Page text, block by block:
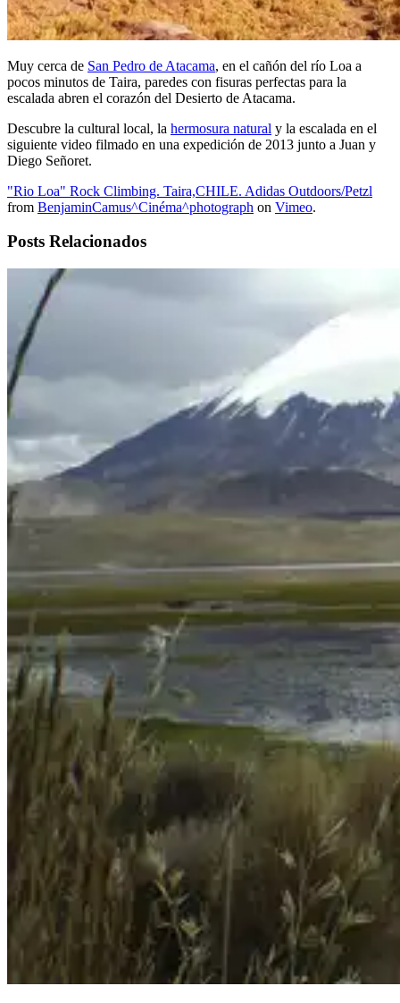
Muy cerca de San Pedro de Atacama, en el cañón del río Loa a
pocos minutos de Taira, paredes con fisuras perfectas para la
escalada abren el corazón del Desierto de Atacama.
Descubre la cultural local, la hermosura natural y la escalada en el
siguiente video filmado en una expedición de 2013 junto a Juan y
Diego Señoret.
"Rio Loa" Rock Climbing. Taira,CHILE. Adidas Outdoors/Petzl
from BenjaminCamus^Cinéma^photograph on Vimeo.
Posts Relacionados